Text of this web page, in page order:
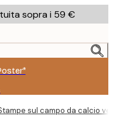
sopra i 59 €
sul campo da calcio